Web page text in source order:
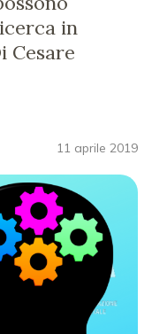
in
Cesare
11 aprile 2019